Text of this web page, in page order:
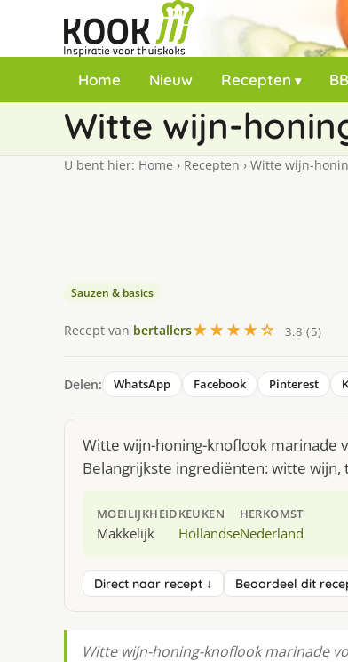
Home Nieuw Recepten
Witte wijn-
U bent hier: Home › Recepten › Witte wijn-
Sauzen & basics
Recept van bertallers★★★★☆ 3.8 (5)
Delen: WhatsApp Facebook Pinterest
Witte wijn-honing-knoflook marinade
Belangrijkste ingrediënten: witte
MOEILIJKHEID
Makkelijk
KEUKEN
Hollandse
HERKOMST
Nederland
Direct naar recept ↓ Beoordeel dit
Witte wijn-honing-knoflook marinade